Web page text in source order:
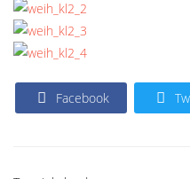
Facebook